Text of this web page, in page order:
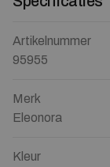
Artikelnummer
95955
Merk
Eleonora
Kleur